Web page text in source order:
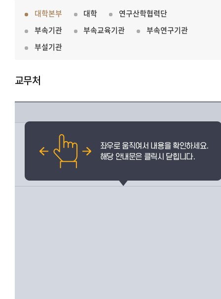
대학본부 대학
연구산학협력단
부속기관
부속교육기관
부속연구기관
부설기관
교무처
교무행정팀